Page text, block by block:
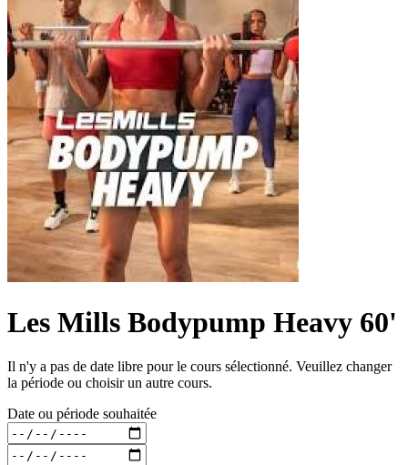
Les Mills Bodypump Heavy 60'
Il n'y a pas de date libre pour le cours sélectionné. Veuillez changer
la période ou choisir un autre cours.
Date ou période souhaitée